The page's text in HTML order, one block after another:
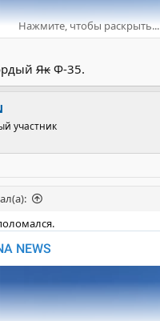
Нажмите, чтобы раскрыть...
Як Ф-35.
участник